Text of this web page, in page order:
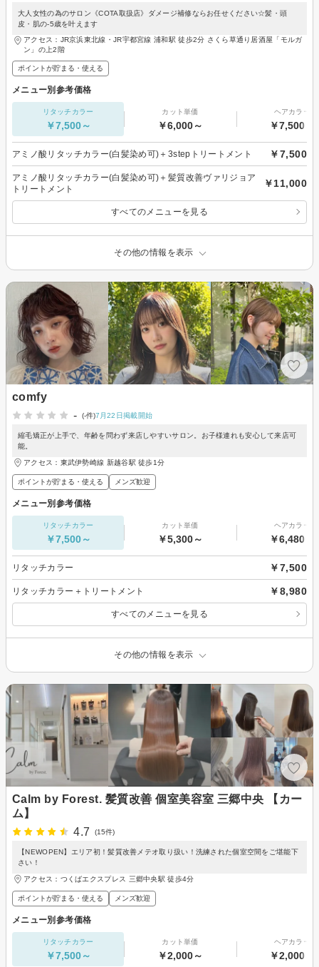
大人女性の為のサロン《COTA取扱店》ダメージ補修ならお任せください☆髪・頭
皮・肌の-5歳を叶えます
アクセス：JR京浜東北線・JR宇都宮線 浦和駅 徒歩2分 さくら草通り居酒屋「モルガ
ン」の上2階
ポイントが貯まる・使える
メニュー別参考価格
リタッチカラー
￥7,500～
カット単価
￥6,000～
ヘアカラー
￥7,500～
アミノ酸リタッチカラー(白髪染め可)＋3stepトリートメント ￥7,500
アミノ酸リタッチカラー(白髪染め可)＋髪質改善ヴァリジョア
トリートメント
￥11,000
すべてのメニューを見る
その他の情報を表示
comfy
-
(-件)7月22日掲載開始
縮毛矯正が上手で、年齢を問わず来店しやすいサロン。お子様連れも安心して来店可
能。
アクセス：東武伊勢崎線 新越谷駅 徒歩1分
ポイントが貯まる・使える メンズ歓迎
メニュー別参考価格
リタッチカラー
￥7,500～
カット単価
￥5,300～
ヘアカラー
￥6,480～
リタッチカラー ￥7,500
リタッチカラー＋トリートメント ￥8,980
すべてのメニューを見る
その他の情報を表示
Calm by Forest. 髪質改善 個室美容室 三郷中央 【カー
ム】
4.7
(15件)
【NEWOPEN】エリア初！髪質改善メテオ取り扱い！洗練された個室空間をご堪能下
さい！
アクセス：つくばエクスプレス 三郷中央駅 徒歩4分
ポイントが貯まる・使える メンズ歓迎
メニュー別参考価格
リタッチカラー
￥7,500～
カット単価
￥2,000～
ヘアカラー
￥2,000～